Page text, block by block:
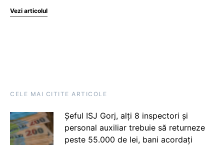
Vezi articolul
CELE MAI CITITE ARTICOLE
Șeful ISJ Gorj, alți 8 inspectori și
personal auxiliar trebuie să returneze
peste 55.000 de lei, bani acordați